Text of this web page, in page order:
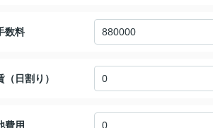
数料
（日割り）
費用